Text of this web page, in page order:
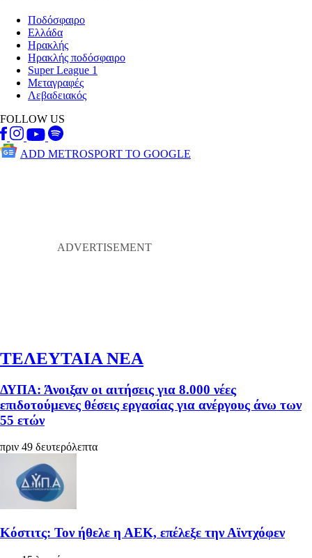
Ποδόσφαιρο
Ελλάδα
Ηρακλής
Ηρακλής ποδόσφαιρο
Super League 1
Μεταγραφές
Λεβαδειακός
FOLLOW US
ADD METROSPORT TO GOOGLE
ΤΕΛΕΥΤΑΙΑ ΝΕΑ
ΔΥΠΑ: Άνοιξαν οι αιτήσεις για 8.000 νέες
επιδοτούμενες θέσεις εργασίας για ανέργους άνω των
55 ετών
πριν 49 δευτερόλεπτα
Κόστιτς: Τον ήθελε η ΑΕΚ, επέλεξε την Αϊντχόφεν